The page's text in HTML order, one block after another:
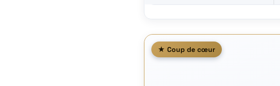
★ Coup de cœur